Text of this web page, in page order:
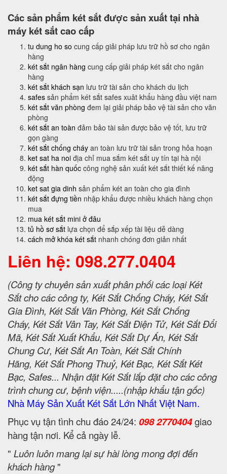
Các sản phẩm két sắt được sản xuất tại nhà
máy két sắt cao cấp
tu dung ho so cung cấp giải pháp lưu trữ hồ sơ cho ngân
hàng
két sắt ngân hàng cung cấp giải pháp két sắt cho ngân
hàng
két sắt khách sạn lưu trữ tài sản cho khách du lịch
safes sản phẩm két sắt safes xuât khẩu hàng đầu việt nam
két sắt văn phòng đem lại giải pháp bảo vệ tài sản cho văn
phòng
két sắt an toàn đảm bảo tài sản được bảo vệ tốt, lưu trữ
gọn gàng
két sắt chống cháy an toàn lưu trữ tài sản trong hỏa hoạn
ket sat ha noi địa chỉ mua sắm két sắt uy tín tại hà nội
két sắt hàn quốc công nghệ sản xuất két sắt thiết kế năng
động
ket sat gia dinh sản phẩm két an toàn cho gia đình
két sắt đựng tiền nhập khẩu được nhiều khách hàng chọn
mua
mua két sắt mini ở đâu
tủ hồ sơ sắt lựa chọn để sắp xếp tài liệu dễ dàng
cách mở khóa két sắt nhanh chóng đơn giản nhất
Liên hệ: 098.277.0404
(Công ty chuyên sản xuất phân phối các loại Két
Sắt cho các công ty, Két Sắt Chống Cháy, Két Sắt
Gia Đình, Két Sắt Văn Phòng, Két Sắt Chống
Cháy, Két Sắt Vân Tay, Két Sắt Điện Tử, Két Sắt Đổi
Mã, Két Sắt Xuất Khẩu, Két Sắt Dự Án, Két Sắt
Chung Cư, Két Sắt An Toàn, Két Sắt Chính
Hãng, Két Sắt Phong Thuỷ, Két Bạc, Két Sắt Két
Bạc, Safes... Nhận đặt Két Sắt lắp đặt cho các công
trình chung cư, bệnh viện.....(nhập khẩu tận gốc)
Nhà Máy Sản Xuất Két Sắt Lớn Nhất Việt Nam.
Phục vụ tận tình chu đáo 24/24: 098 2770404giao
hàng tận nơi. Kể cả ngày lễ.
" Luôn luôn mang lại sự hài lòng mong đợi đến
khách hàng"